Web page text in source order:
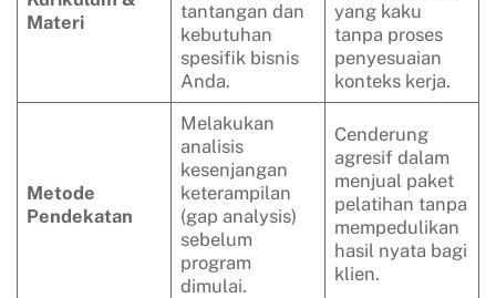
Materi
tantangan dan
kebutuhan
spesifik bisnis
Anda.
yang kaku
tanpa proses
penyesuaian
konteks kerja.
Metode
Pendekatan
Melakukan
analisis
kesenjangan
keterampilan
(gap analysis)
sebelum
program
dimulai.
Cenderung
agresif dalam
menjual paket
pelatihan tanpa
mempedulikan
hasil nyata bagi
klien.